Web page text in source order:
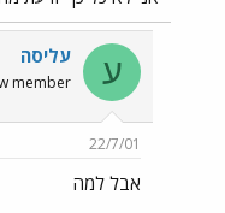
ע עליסה
member
22/7/01
אבל למה